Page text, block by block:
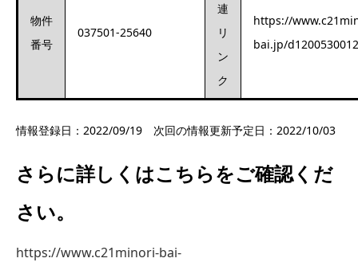
物件
番号
037501-25640
連
リ
ン
ク
https://
bai.jp/
情報登録日：2022/09/19 次回の情報更新予定日：2022/10/03
さらに詳しくはこちらをご確認くだ
さい。
https://www.c21minori-bai-